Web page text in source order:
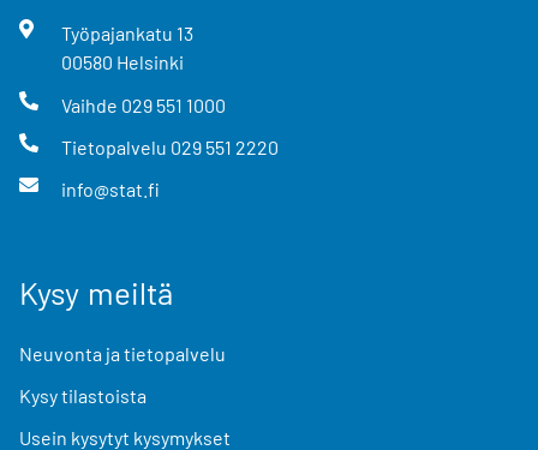
Työpajankatu 13
00580 Helsinki
Vaihde 029 551 1000
Tietopalvelu 029 551 2220
info@stat.fi
Kysy meiltä
Neuvonta ja tietopalvelu
Kysy tilastoista
Usein kysytyt kysymykset